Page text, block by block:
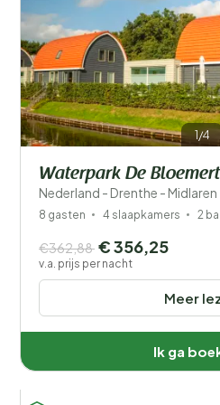
Je vakantie
Kies reisdata en je
Wanneer?
Aantal gasten?
Filters opslaan
1/4
Waterpark De
Nederland - Drenthe - Midlaren
8 gasten 4 slaapkamers 2
Meer
€362,88 € 356,25
v.a. prijs per nacht
Ik ga